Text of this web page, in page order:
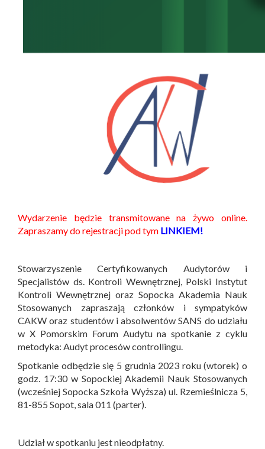
Wydarzenie będzie transmitowane na żywo online.
Zapraszamy do rejestracji pod tym LINKIEM!
Stowarzyszenie Certyfikowanych Audytorów i
Specjalistów ds. Kontroli Wewnętrznej, Polski Instytut
Kontroli Wewnętrznej oraz Sopocka Akademia Nauk
Stosowanych zapraszają członków i sympatyków
CAKW oraz studentów i absolwentów SANS do udziału
w X Pomorskim Forum Audytu na spotkanie z cyklu
metodyka: Audyt procesów controllingu.
Spotkanie odbędzie się 5 grudnia 2023 roku (wtorek) o
godz. 17:30 w Sopockiej Akademii Nauk Stosowanych
(wcześniej Sopocka Szkoła Wyższa) ul. Rzemieślnicza 5,
81-855 Sopot, sala 011 (parter).
Udział w spotkaniu jest nieodpłatny.